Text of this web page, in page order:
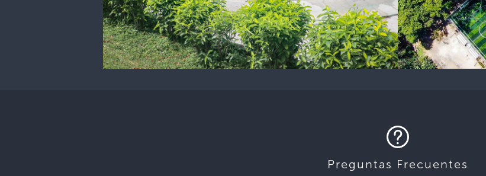
Preguntas Frecuentes